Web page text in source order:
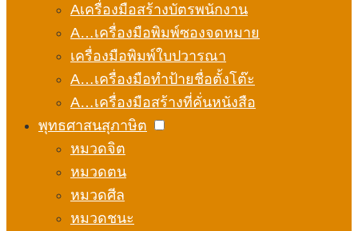
Aเครื่องมือสร้างบัตรพนักงาน
A…เครื่องมือพิมพ์ซองจดหมาย
เครื่องมือพิมพ์ใบปวารณา
A…เครื่องมือทำป้ายชื่อตั้งโต๊ะ
A…เครื่องมือสร้างที่คั่นหนังสือ
พุทธศาสนสุภาษิต
หมวดจิต
หมวดตน
หมวดศีล
หมวดชนะ